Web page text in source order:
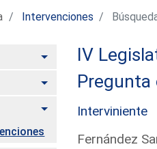
Intervenciones
Alternar
Alternar
Alternar
IV
Pregunta
Interviniente
Fernández